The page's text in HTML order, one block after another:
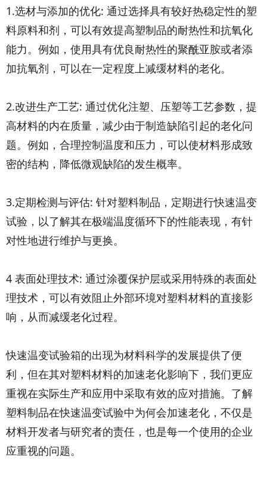
1.选材与添加的优化: 通过选择具有较好热稳定性的塑
料原料和剂，可以有效提高塑制品的耐热性和抗氧化
能力。例如，使用具有优良耐热性的聚酰亚胺或者添
加抗氧剂，可以在一定程度上减缓材料的老化。
2.改进生产工艺: 通过优化注塑、压塑等工艺参数，提
高材料的内在质量，减少由于制造缺陷引起的老化问
题。例如，合理控制温度和压力，可以使材料形成致
密的结构，降低微观缺陷的发生概率。
3.定期检测与评估: 针对塑料制品，定期进行快速温变
试验，以了解其在极端温度循环下的性能表现，有针
对性地进行维护与更换。
4 表面处理技术: 通过涂覆保护层或采用特殊的表面处
理技术，可以有效阻止外部环境对塑料材料的直接影
响，从而减缓老化过程。
快速温变试验箱的出现为材料科学的发展提供了便
利，但在其对塑料材料的加速老化影响下，我们更应
重视在实际生产和应用中采取有效的应对措施。了解
塑料制品在快速温变试验中为何会加速老化，不仅是
材料开发者与研究者的责任，也是每一个使用的企业
应重视的问题。